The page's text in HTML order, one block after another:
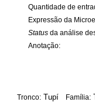
Quantidade de
Expressão da
Status da análise
Anotação:
Tronco: Tupí Família: